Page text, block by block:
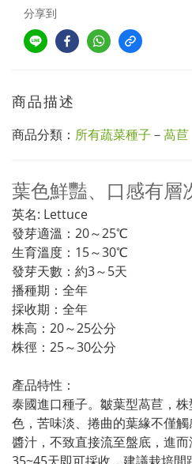
分享到
商品描述
商品分類： 所有蔬菜種子 －萵苣
葉色鮮豔、口感有層
英名: Lettuce
發芽適溫：20～25℃
生育溫度：15～30℃
發芽天數：約3～5天
播種期：全年
採收期：全年
株高：20～25公分
株徑：25～30公分
產品特性：
泰國進口種子。皺葉型萵苣，
色，苦味淡、捲曲的葉緣不僅
醬汁，不致直接流至盤底，進